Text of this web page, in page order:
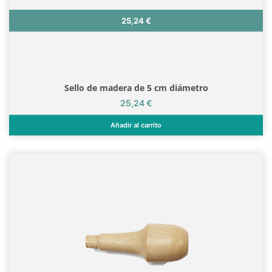
Precio
25,24 €
Sello de madera de 5 cm diámetro
Precio
25,24 €
Añadir al carrito